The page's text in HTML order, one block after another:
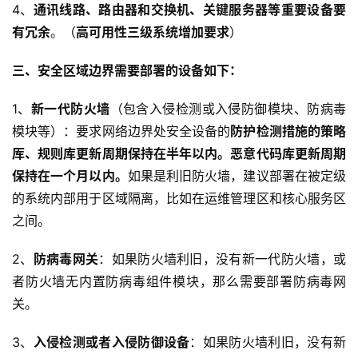
4、 通讯线路、路由器和交换机、关键服务器等重要设备要
有冗余。（高可用性三级系统增加要求）
三、安全区域边界需要部署的设备如下：
1、 新一代防火墙 （包含入侵检测或入侵防御模块、防病毒
模块等）：要求网络边界处安全设备的 防护检测措施的策略
厍、规则库更新周期保持在半年以内。恶意代码库更新周期
保持在一个月以内。 如果是利旧防火墙，建议部署在被定级
的系统内部用于区域隔离，比如在运维管理区和核心服务区
之间。
2、 防病毒网关：如果防火墙利旧，没有新一代防火墙，或
者防火墙无内置防病毒组件模块，那么需要部署防病毒网
关。
3、 入侵检测或者入侵防御设备：如果防火墙利旧，没有新